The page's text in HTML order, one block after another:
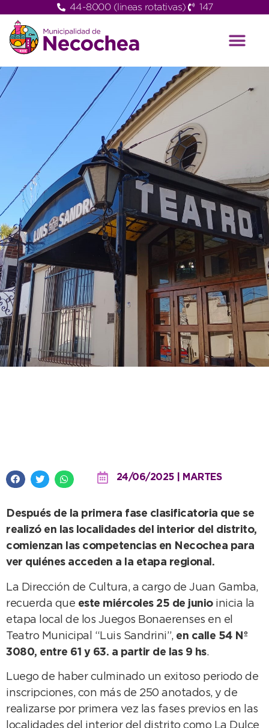
44-8000 (lineas rotativas) 147
24/06/2025 | MARTES
Después de la primera fase clasificatoria que se
realizó en las localidades del interior del distrito,
comienzan las competencias en Necochea para
ver quiénes acceden a la etapa regional.
La Dirección de Cultura, a cargo de Juan Gamba,
recuerda que este miércoles 25 de junioinicia la
etapa local de los Juegos Bonaerenses en el
Teatro Municipal “Luis Sandrini”, en calle 54 Nº
3080, entre 61 y 63. a partir de las 9 hs.
Luego de haber culminado un exitoso periodo de
inscripciones, con más de 250 anotados, y de
realizarse por primera vez las fases previos en las
localidades del interior del distrito como La Dulce